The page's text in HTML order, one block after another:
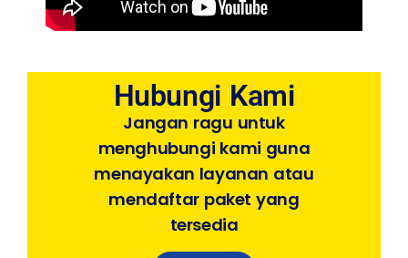
Hubungi Kami
Jangan ragu untuk
menghubungi kami guna
menayakan layanan atau
mendaftar paket yang
tersedia